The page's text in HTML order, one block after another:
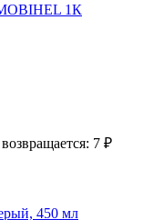
1К
возвращается: 7 ₽